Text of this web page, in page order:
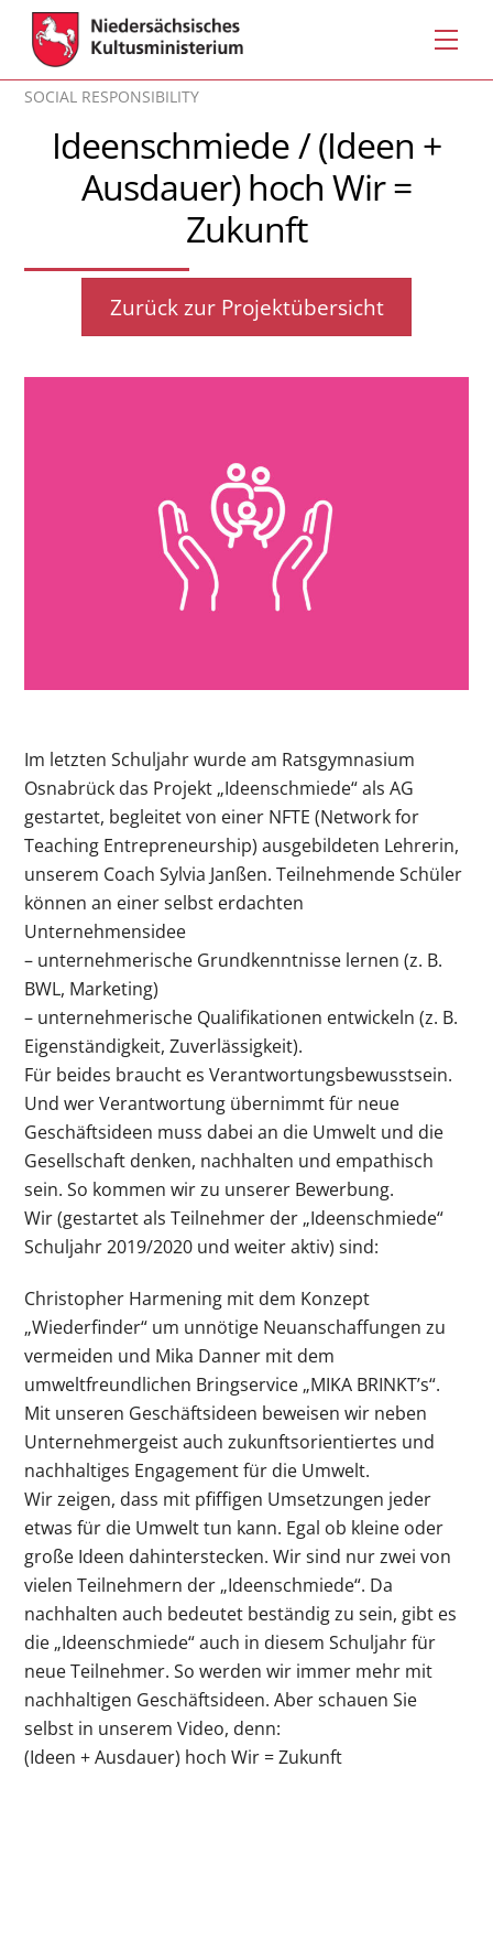
Skip
content
SOCIAL RESPONSIBILITY
Ideenschmiede / (Ideen +
Ausdauer) hoch Wir =
Zukunft
Zurück zur Projektübersicht
Im letzten Schuljahr wurde am Ratsgymnasium
Osnabrück das Projekt „Ideenschmiede“ als AG
gestartet, begleitet von einer NFTE (Network for
Teaching Entrepreneurship) ausgebildeten Lehrerin,
unserem Coach Sylvia Janßen. Teilnehmende Schüler
können an einer selbst erdachten
Unternehmensidee
– unternehmerische Grundkenntnisse lernen (z. B.
BWL, Marketing)
– unternehmerische Qualifikationen entwickeln (z. B.
Eigenständigkeit, Zuverlässigkeit).
Für beides braucht es Verantwortungsbewusstsein.
Und wer Verantwortung übernimmt für neue
Geschäftsideen muss dabei an die Umwelt und die
Gesellschaft denken, nachhalten und empathisch
sein. So kommen wir zu unserer Bewerbung.
Wir (gestartet als Teilnehmer der „Ideenschmiede“
Schuljahr 2019/2020 und weiter aktiv) sind:
Christopher Harmening mit dem Konzept
„Wiederfinder“ um unnötige Neuanschaffungen zu
vermeiden und Mika Danner mit dem
umweltfreundlichen Bringservice „MIKA BRINKT’s“.
Mit unseren Geschäftsideen beweisen wir neben
Unternehmergeist auch zukunftsorientiertes und
nachhaltiges Engagement für die Umwelt.
Wir zeigen, dass mit pfiffigen Umsetzungen jeder
etwas für die Umwelt tun kann. Egal ob kleine oder
große Ideen dahinterstecken. Wir sind nur zwei von
vielen Teilnehmern der „Ideenschmiede“. Da
nachhalten auch bedeutet beständig zu sein, gibt es
die „Ideenschmiede“ auch in diesem Schuljahr für
neue Teilnehmer. So werden wir immer mehr mit
nachhaltigen Geschäftsideen. Aber schauen Sie
selbst in unserem Video, denn:
(Ideen + Ausdauer) hoch Wir = Zukunft